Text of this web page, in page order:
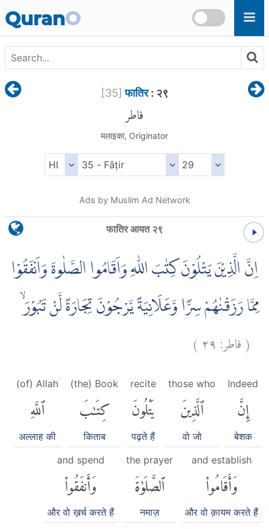
QuranO
[35] फातिर: २९
فاطر
मलाइका, Originator
Ads by Muslim Ad Network
फातिर आयत २९
اِنَّ الَّذِيْنَ يَتْلُوْنَ كِتٰبَ اللّٰهِ وَاَقَامُوا الصَّلٰوةَ وَاَنْفَقُوْا
مِمَّا رَزَقْنٰهُمْ سِرًّا وَّعَلَانِيَةً يَّرْجُوْنَ تِجَارَةً لَّنْ تَبُوْرَۙ
(فاطر:٢٩)
Indeed
إِنَّ
बेशक
those who
ٱلَّذِينَ
वो जो
recite
يَتْلُونَ
पढ़ते हैं
(the) Book
كِتَٰبَ
किताब
(of) Allah
ٱللَّهِ
अल्लाह की
and establish
وَأَقَامُوا۟
और वो क़ायम करते हैं
the prayer
ٱلصَّلَوٰةَ
नमाज़
and spend
وَأَنفَقُوا۟
और वो ख़र्च करते हैं